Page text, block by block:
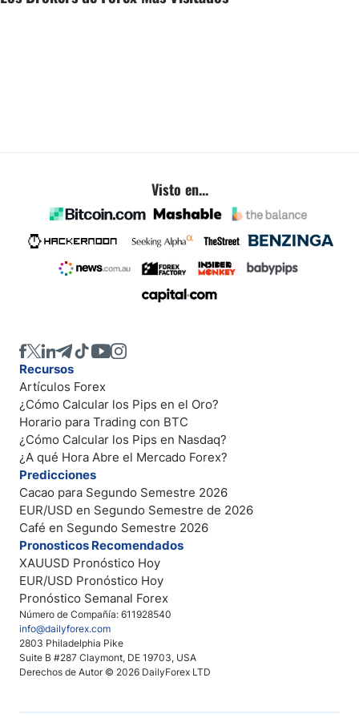
Visto en...
Número de Compañía: 611928540
info@dailyforex.com
2803 Philadelphia Pike
Suite B #287 Claymont, DE 19703, USA
Derechos de Autor © 2026 DailyForex LTD
Recursos
Artículos Forex
¿Cómo Calcular los Pips en el Oro?
Horario para Trading con BTC
¿Cómo Calcular los Pips en Nasdaq?
¿A qué Hora Abre el Mercado Forex?
Predicciones
Cacao para Segundo Semestre 2026
EUR/USD en Segundo Semestre de 2026
Café en Segundo Semestre 2026
Pronosticos Recomendados
XAUUSD Pronóstico Hoy
EUR/USD Pronóstico Hoy
Pronóstico Semanal Forex